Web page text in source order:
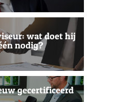
wat doet hij
nodig?
gecertificeerd